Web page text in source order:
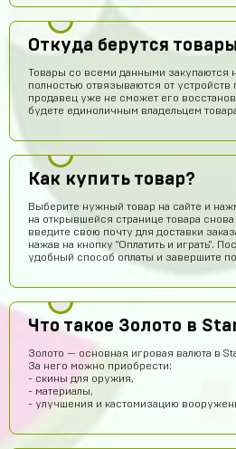
Откуда берутся
Товары со всеми данными закупаются
полностью отвязываются от устройств
продавец уже не сможет его
будете единоличным владельцем
Как купить товар?
Выберите нужный товар на сайте и
на открывшейся странице товара
введите свою почту для доставки
нажав на кнопку "Оплатить и играть".
удобный способ оплаты и завершите
Что такое Золото в
Золото — основная игровая валюта в
За него можно приобрести:
- скины для оружия,
- материалы,
- улучшения и кастомизацию
Timofei Fivtitwo
норм сайт
somftdcrew
Сайт просто супер
Диана Щербетова
Класс